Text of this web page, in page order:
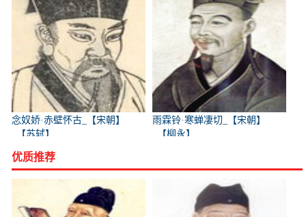
念奴娇·赤壁怀古_【宋朝】
_【苏轼】
雨霖铃·寒蝉凄切_【宋朝】
_【柳永】
优质推荐